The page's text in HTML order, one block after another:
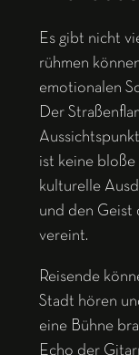
Es gibt nicht
rühmen
emotionalen
Der
ist keine
kulturelle
und den Geist
vereint.
Reisende
Stadt hören
eine Bühne
Echo der